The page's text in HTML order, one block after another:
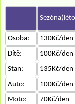
Osoba:
130Kč/den
Dítě:
100Kč/den
Stan:
135Kč/den
Auto:
100Kč/den
Moto:
70Kč/den